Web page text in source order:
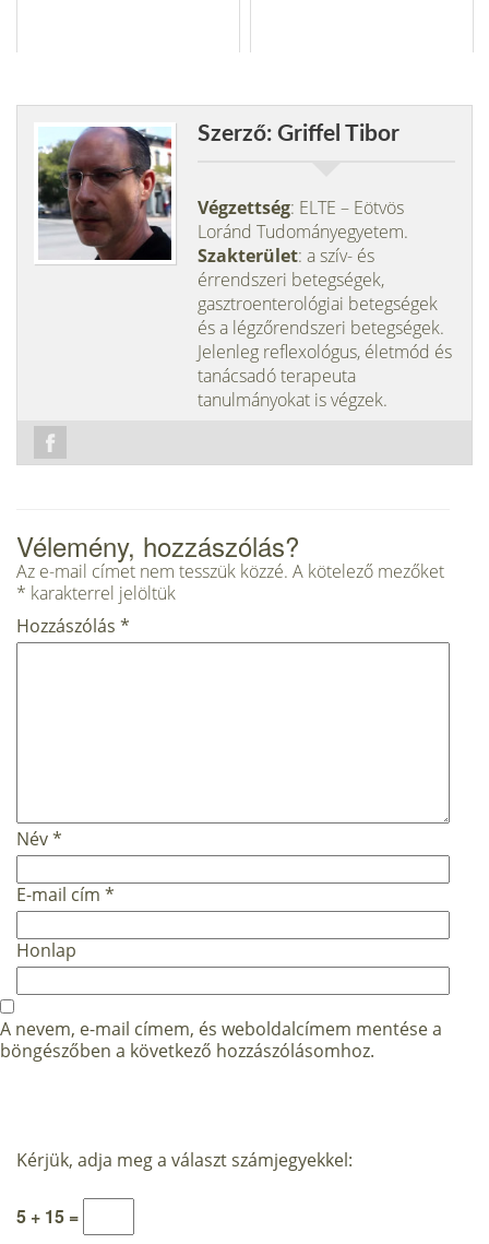
Szerző: Griffel Tibor
Végzettség: ELTE – Eötvös
Loránd Tudományegyetem.
Szakterület: a szív- és
érrendszeri betegségek,
gasztroenterológiai betegségek
és a légzőrendszeri betegségek.
Jelenleg reflexológus, életmód és
tanácsadó terapeuta
tanulmányokat is végzek.
Vélemény, hozzászólás?
Az e-mail címet nem tesszük közzé. A kötelező mezőket
* karakterrel jelöltük
Hozzászólás *
Név*
E-mail cím *
Honlap
A nevem, e-mail címem, és weboldalcímem mentése a
böngészőben a következő hozzászólásomhoz.
Kérjük, adja meg a választ számjegyekkel:
5 + 15 =